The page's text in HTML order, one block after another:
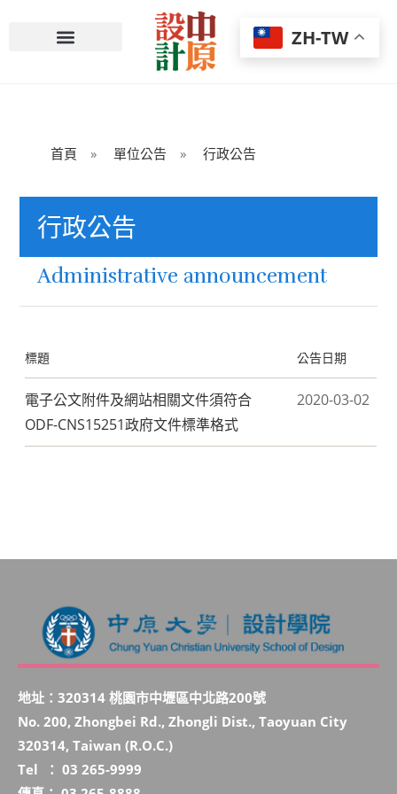
首頁 » 單位公告 » 行政公告
行政公告
Administrative announcement
標題 公告日期
電子公文附件及網站相關文件須符合
ODF-CNS15251政府文件標準格式
2020-03-02
地址：320314 桃園市中壢區中北路200號
No. 200, Zhongbei Rd., Zhongli Dist., Taoyuan City
320314, Taiwan (R.O.C.)
Tel ： 03 265-9999
ZH-TW